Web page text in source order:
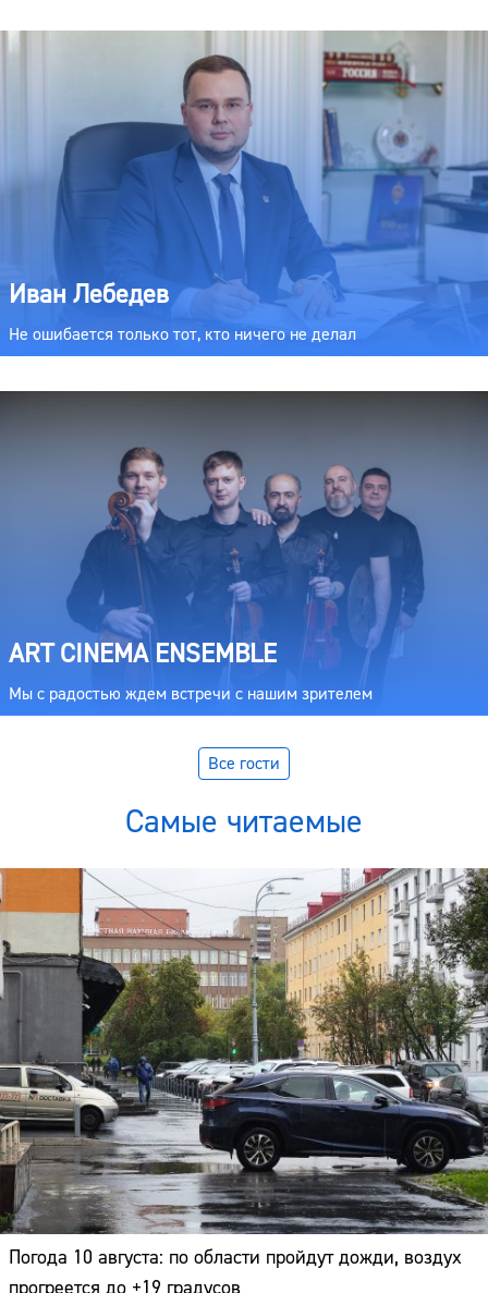
Иван Лебедев
Не ошибается только тот, кто ничего не делал
ART CINEMA ENSEMBLE
Мы с радостью ждем встречи с нашим зрителем
Все гости
Самые читаемые
Погода 10 августа: по области пройдут дожди, воздух